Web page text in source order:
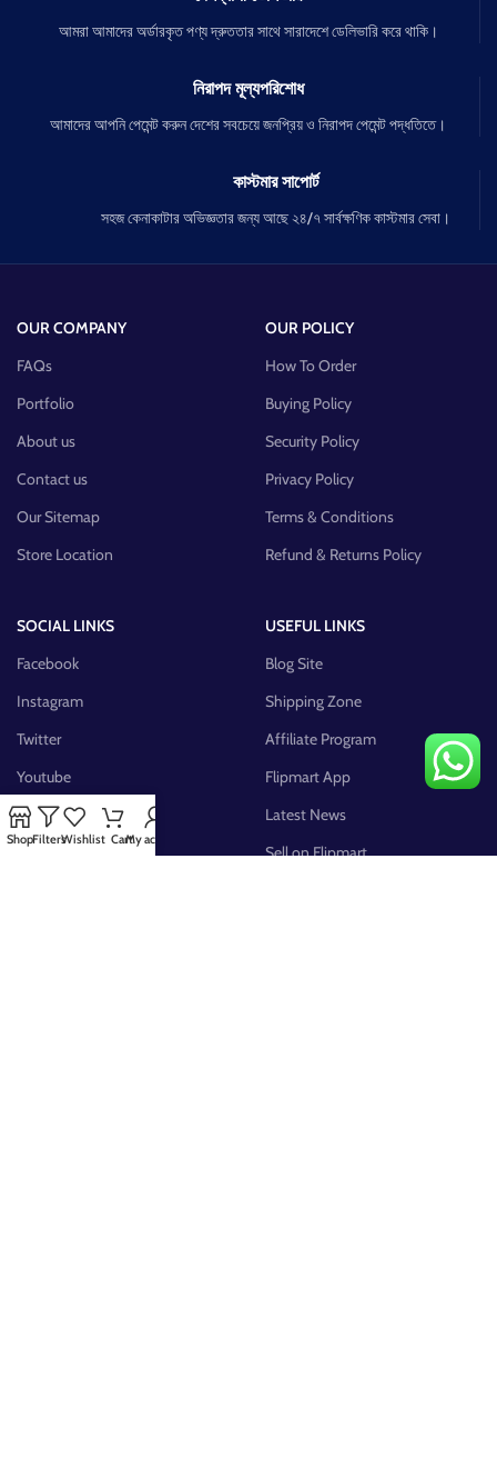
আমরা আমাদের অর্ডারকৃত পণ্য দ্রুততার সাথে সারাদেশে ডেলিভারি করে থাকি।
নিরাপদ মূল্যপরিশোধ
আমাদের আপনি পেমেন্ট করুন দেশের সবচেয়ে জনপ্রিয় ও নিরাপদ পেমেন্ট পদ্ধতিতে।
কাস্টমার সাপোর্ট
সহজ কেনাকাটার অভিজ্ঞতার জন্য আছে ২৪/৭ সার্বক্ষণিক কাস্টমার সেবা।
OUR COMPANY
FAQs
Portfolio
About us
Contact us
Our Sitemap
Store Location
OUR POLICY
How To Order
Buying Policy
Security Policy
Privacy Policy
Terms & Conditions
Refund & Returns Policy
SOCIAL LINKS
Facebook
Instagram
Twitter
Youtube
Pinterest
FB Group
USEFUL LINKS
Blog Site
Shipping Zone
Affiliate Program
Flipmart App
Latest News
Sell on Flipmart
ShopFiltersWishlist CartMy account